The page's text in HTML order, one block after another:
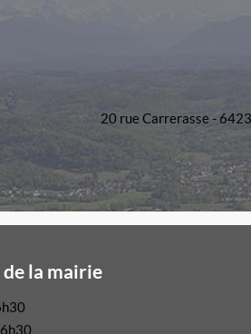
20 rue Carrerasse -
la mairie